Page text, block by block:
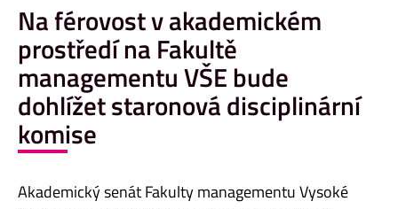
Na férovost v akademickém
prostředí na Fakultě
managementu VŠE bude
dohlížet staronová disciplinární
komise
Akademický senát Fakulty managementu Vysoké